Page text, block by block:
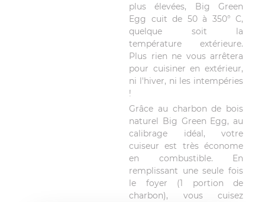
plus élevées, Big Green
Egg cuit de 50 à 350° C,
quelque soit la
température extérieure.
Plus rien ne vous arrêtera
pour cuisiner en extérieur,
ni l'hiver, ni les intempéries
!
Grâce au charbon de bois
naturel Big Green Egg, au
calibrage idéal, votre
cuiseur est très économe
en combustible. En
remplissant une seule fois
le foyer (1 portion de
charbon), vous cuisez